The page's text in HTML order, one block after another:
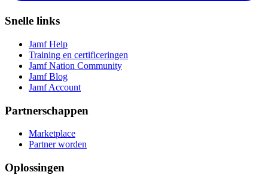
Snelle links
Jamf Help
Training en certificeringen
Jamf Nation Community
Jamf Blog
Jamf Account
Partnerschappen
Marketplace
Partner worden
Oplossingen